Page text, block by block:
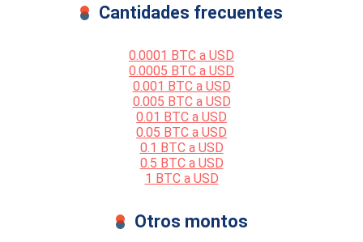
Cantidades frecuentes
0.0001 BTC a USD
0.0005 BTC a USD
0.001 BTC a USD
0.005 BTC a USD
0.01 BTC a USD
0.05 BTC a USD
0.1 BTC a USD
0.5 BTC a USD
1 BTC a USD
Otros montos